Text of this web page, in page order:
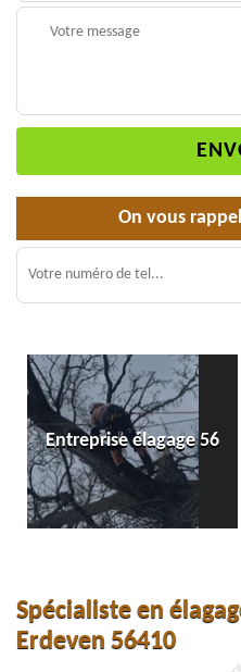
On vous
Entreprise élagage 56
Spécialiste en
Erdeven 56410